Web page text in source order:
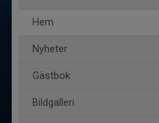
Hem
Nyheter
Gästbok
Bildgalleri